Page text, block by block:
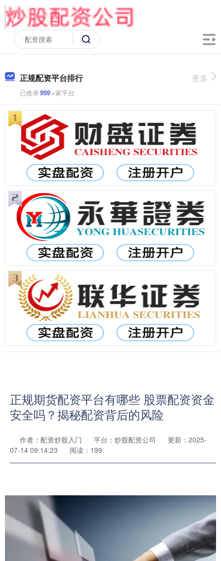
正规配资平台排行
已收录999+家平台
更多
正规期货配资平台有哪些 股票配资资金
安全吗？揭秘配资背后的风险
作者：配资炒股入门 平台：炒股配资公司
更新：2025-
07-14 09:14:23
阅读：199